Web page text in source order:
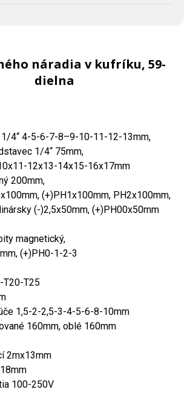
náradia v kufríku, 59-
dielna
4“ 4-5-6-7-8–9-10-11-12-13mm,
1/4“ 75mm,
12x13-14x15-16x17mm
200mm,
(+)PH1x100mm, PH2x100mm,
(-)2,5x50mm, (+)PH00x50mm
magnetický,
(+)PH0-1-2-3
T20-T25
1,5-2-2,5-3-4-5-6-8-10mm
160mm, oblé 160mm
2mx13mm
100-250V